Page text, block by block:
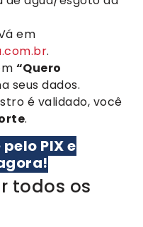
em
.
“Quero
seus dados.
é validado, você
.
PIX e
todos os